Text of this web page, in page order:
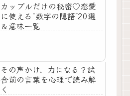
カップルだけの秘密♡恋愛
に使える“数字の隠語”20選
＆意味一覧
その声かけ、力になる？試
合前の言葉を心理で読み解
く